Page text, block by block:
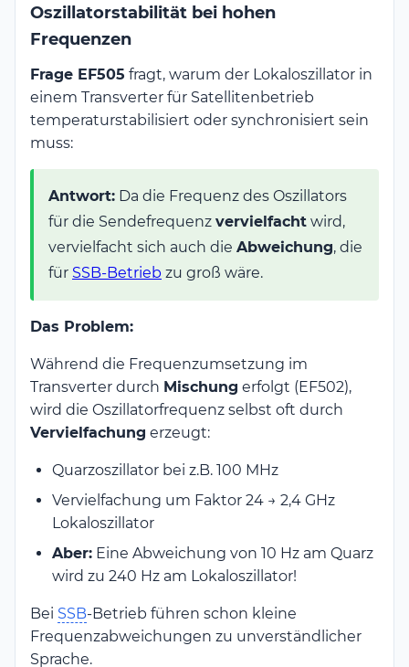
Oszillatorstabilität bei hohen
Frequenzen
Frage EF505 fragt, warum der Lokaloszillator in
einem Transverter für Satellitenbetrieb
temperaturstabilisiert oder synchronisiert sein
muss:
Antwort: Da die Frequenz des Oszillators
für die Sendefrequenz vervielfacht wird,
vervielfacht sich auch die Abweichung, die
für SSB-Betrieb zu groß wäre.
Das Problem:
Während die Frequenzumsetzung im
Transverter durch Mischung erfolgt (EF502),
wird die Oszillatorfrequenz selbst oft durch
Vervielfachung erzeugt:
Quarzoszillator bei z.B. 100 MHz
Vervielfachung um Faktor 24 → 2,4 GHz
Lokaloszillator
Aber: Eine Abweichung von 10 Hz am Quarz
wird zu 240 Hz am Lokaloszillator!
Bei SSB-Betrieb führen schon kleine
Frequenzabweichungen zu unverständlicher
Sprache.